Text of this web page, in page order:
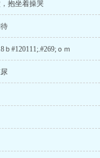
抱坐着操哭
ｂ#120111;.#269;ｏｍ